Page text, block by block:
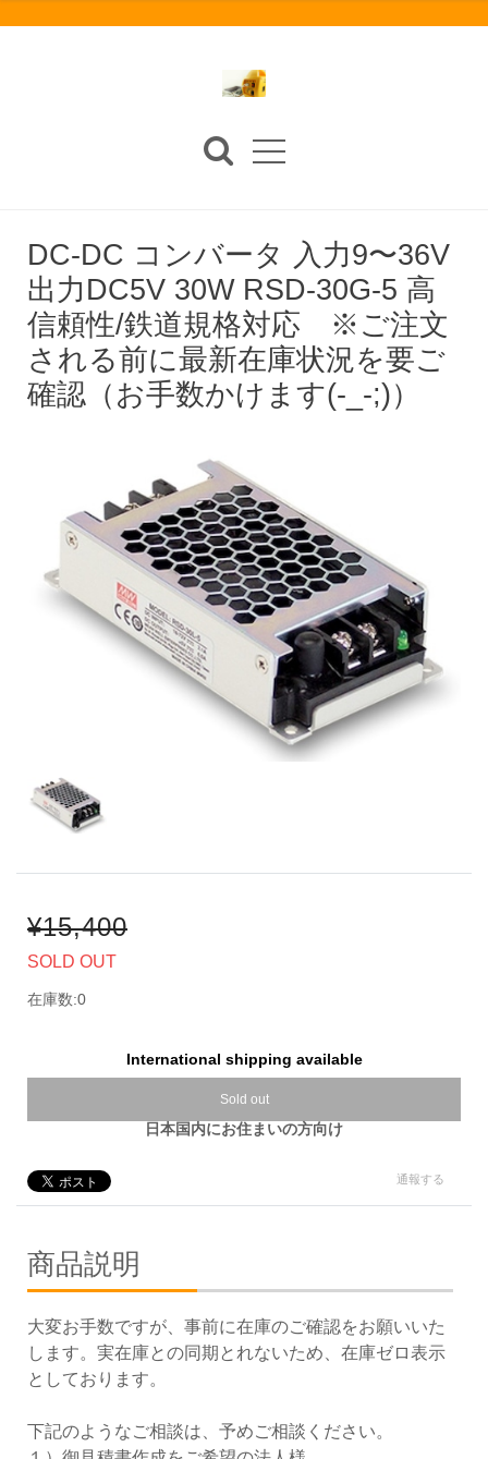
DC-DC コンバータ 入力9〜36V
出力DC5V 30W RSD-30G-5 高
信頼性/鉄道規格対応 ※ご注文
される前に最新在庫状況を要ご
確認（お手数かけます(-_-;)）
¥15,400
SOLD OUT
在庫数:0
International shipping available
Sold out
日本国内にお住まいの方向け
通報する
商品説明
大変お手数ですが、事前に在庫のご確認をお願いいた
します。実在庫との同期とれないため、在庫ゼロ表示
としております。
下記のようなご相談は、予めご相談ください。